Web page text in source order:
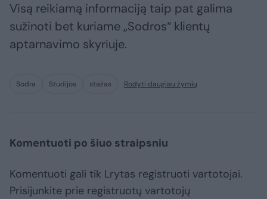
Visą reikiamą informaciją taip pat galima
sužinoti bet kuriame „Sodros“ klientų
aptarnavimo skyriuje.
Sodra Studijos stažas Rodyti daugiau žymių
Komentuoti po šiuo straipsniu
Komentuoti gali tik Lrytas registruoti vartotojai.
Prisijunkite prie registruotų vartotojų